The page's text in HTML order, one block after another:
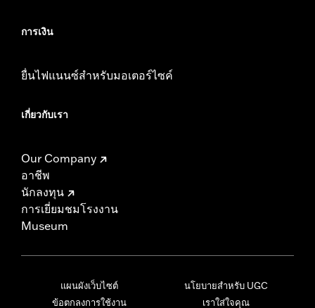
การเงิน
ยื่นไฟแนนซ์สำหรับมอเตอร์ไซค์
เกี่ยวกับเรา
Our Company
อาชีพ
นักลงทุน
การเยี่ยมชมโรงงาน
Museum
แผนผังเว็บไซต์
ข้อตกลงการใช้งาน
นโยบายสำหรับ UGC
เราใส่ใจคุณ